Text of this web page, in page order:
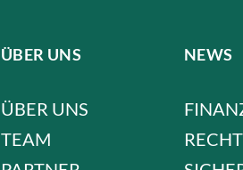
ÜBER UNS
ÜBER UNS
TEAM
NEWS
RECHT